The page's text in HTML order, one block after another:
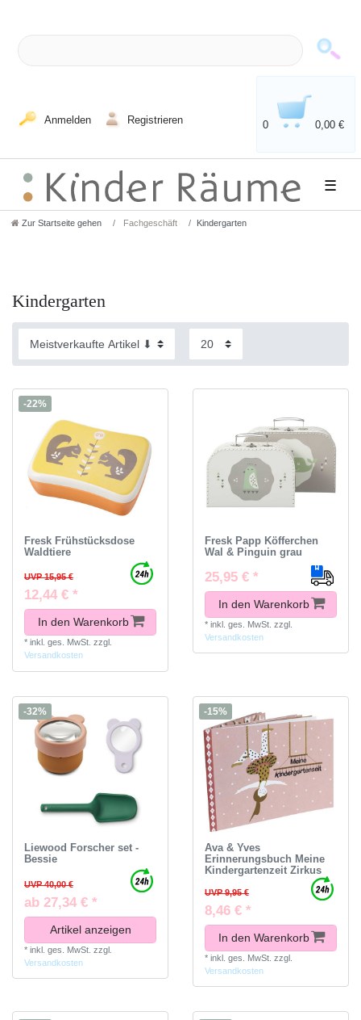
Anmelden Registrieren 0 0,00 €
☰
Zur Startseite gehen Fachgeschäft Kindergarten
Kindergarten
-22%
Fresk Frühstücksdose
Waldtiere
UVP 15,95 €
12,44 € *
In den Warenkorb
* inkl. ges. MwSt. zzgl.
Versandkosten
Fresk Papp Köfferchen
Wal & Pinguin grau
25,95 € *
In den Warenkorb
* inkl. ges. MwSt. zzgl.
Versandkosten
-32%
Liewood Forscher set -
Bessie
UVP 40,00 €
ab 27,34 € *
Artikel anzeigen
* inkl. ges. MwSt. zzgl.
Versandkosten
-15%
Ava & Yves
Erinnerungsbuch Meine
Kindergartenzeit Zirkus
UVP 9,95 €
8,46 € *
In den Warenkorb
* inkl. ges. MwSt. zzgl.
Versandkosten